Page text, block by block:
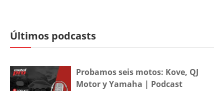
Últimos podcasts
Probamos seis motos: Kove, QJ
Motor y Yamaha | Podcast